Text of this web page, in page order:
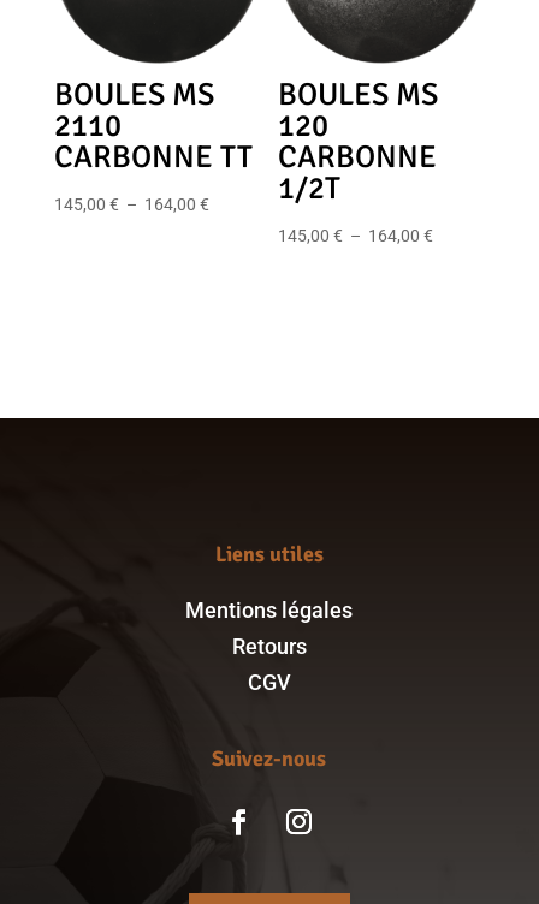
BOULES MS
2110
CARBONNE TT
145,00 € – 164,00 €Plage
BOULES MS
120
CARBONNE
1/2T
145,00€ – 164,00€
Liens utiles
Mentions légales
Retours
CGV
Suivez-nous